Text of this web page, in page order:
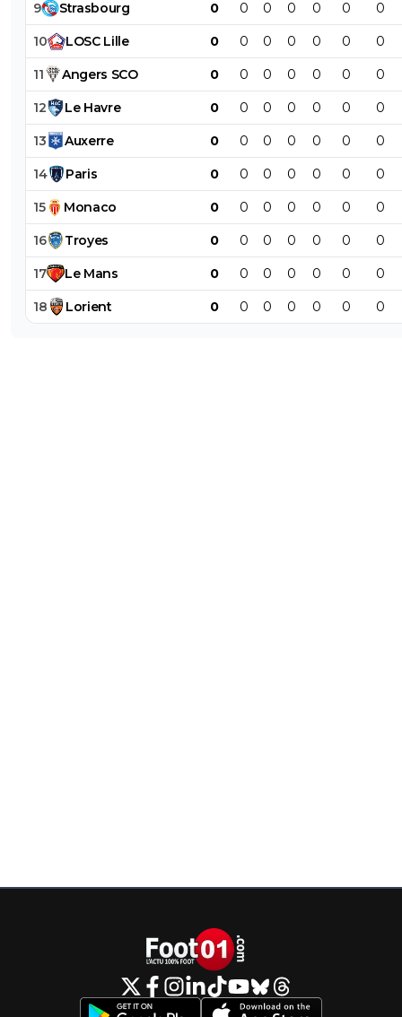
9 Strasbourg 0 0 0 0 0 0 0
10 LOSC Lille 0 0 0 0 0 0 0
11 Angers SCO 0 0 0 0 0 0 0
12 Le Havre 0 0 0 0 0 0 0
13 Auxerre 0 0 0 0 0 0 0
14 Paris 0 0 0 0 0 0 0
15 Monaco 0 0 0 0 0 0 0
16 Troyes 0 0 0 0 0 0 0
17 Le Mans 0 0 0 0 0 0 0
18 Lorient 0 0 0 0 0 0 0